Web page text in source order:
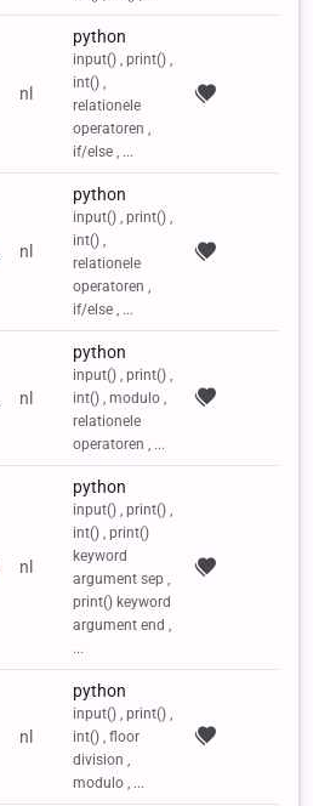
nl
python
input() , print() ,
int() ,
relationele
operatoren ,
if/else , ...
nl
python
input() , print() ,
int() ,
relationele
operatoren ,
if/else , ...
nl
python
input() , print() ,
int() , modulo ,
relationele
operatoren , ...
nl
python
input() , print() ,
int() , print()
keyword
argument sep ,
print() keyword
argument end ,
...
nl
python
input() , print() ,
int() , floor
division ,
modulo , ...